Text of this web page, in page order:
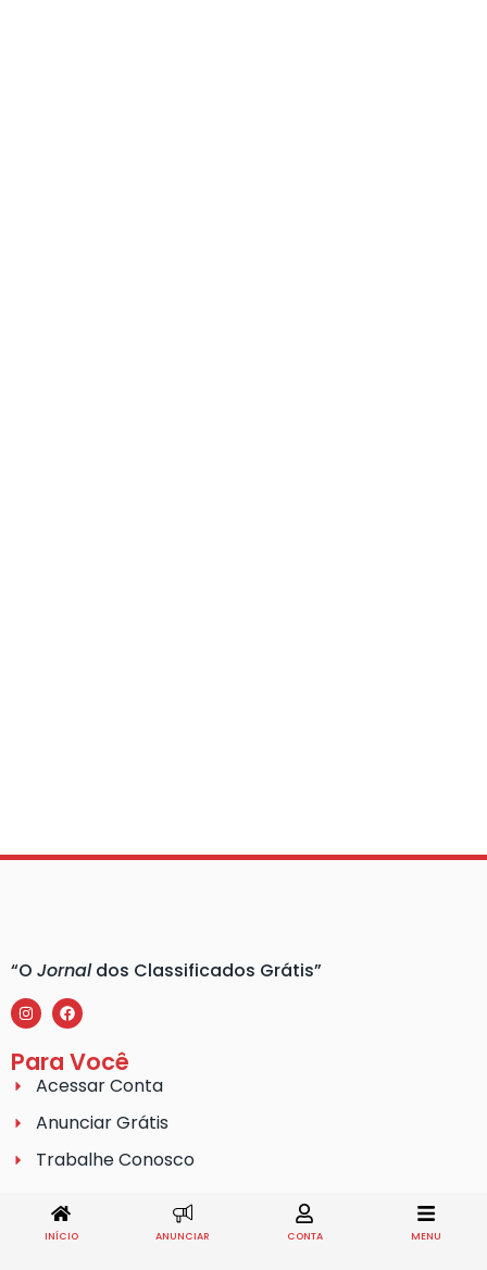
“O Jornaldos Classificados Grátis”
Para Você
Acessar Conta
Anunciar Grátis
Trabalhe Conosco
Links úteis
Nossa Rádio
INÍCIO ANUNCIAR CONTA MENU